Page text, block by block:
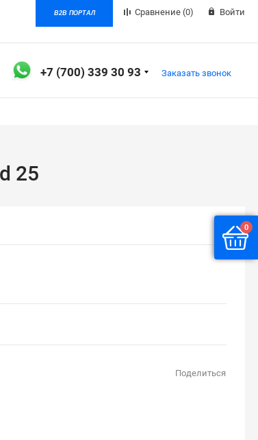
B2B ПОРТАЛ Сравнение (0) Войти
+7 (700) 339 30 93 Заказать звонок
25
Поделиться
0